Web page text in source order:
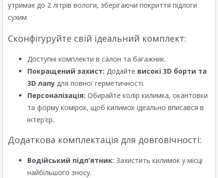
утримає до 2 літрів вологи, зберігаючи покриття підлоги
сухим.
Сконфігуруйте свій ідеальний комплект:
Доступні комплекти в салон та багажник.
Покращений захист: Додайте високі 3D борти та
3D лапу для повної герметичності.
Персоналізація: Обирайте колір килимка, окантовки
та форму комірок, щоб килимок ідеально вписався в
інтер’єр.
Додаткова комплектація для довговічності:
Водійський підп’ятник: Захистить килимок у місці
найбільшого зносу.